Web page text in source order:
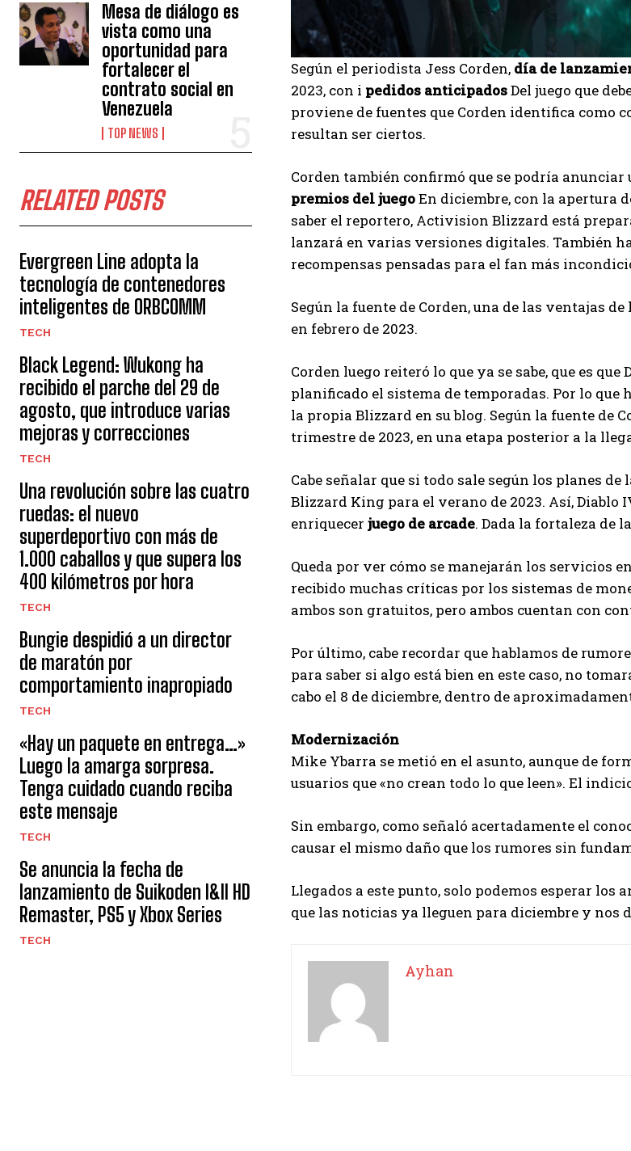
I WANT IN
I've read and accept the Privacy Policy
Ayhan
Mesa de diálogo es
vista como una
oportunidad para
fortalecer el
contrato social en
Venezuela
TOP NEWS
RELATED POSTS
Evergreen Line adopta la
tecnología de contenedores
inteligentes de ORBCOMM
TECH
Black Legend: Wukong ha
recibido el parche del 29 de
agosto, que introduce varias
mejoras y correcciones
TECH
Una revolución sobre las cuatro
ruedas: el nuevo
superdeportivo con más de
1.000 caballos y que supera los
400 kilómetros por hora
TECH
Bungie despidió a un director
de maratón por
comportamiento inapropiado
TECH
«Hay un paquete en entrega…»
Luego la amarga sorpresa.
Tenga cuidado cuando reciba
este mensaje
TECH
Se anuncia la fecha de
lanzamiento de Suikoden I&II HD
Remaster, PS5 y Xbox Series
TECH
Según el periodista Jess Corden, día de
2023, con i pedidos anticipadosDel juego que
proviene de fuentes que Corden identifica como
resultan ser ciertos.
Corden también confirmó que se podría
premios del juegoEn diciembre, con la apertura
saber el reportero, Activision Blizzard está
lanzará en varias versiones digitales. También
recompensas pensadas para el fan más
Según la fuente de Corden, una de las ventajas
en febrero de 2023.
Corden luego reiteró lo que ya se sabe, que es que
planificado el sistema de temporadas. Por lo
la propia Blizzard en su blog. Según la fuente de
trimestre de 2023, en una etapa posterior a la
Cabe señalar que si todo sale según los planes
Blizzard King para el verano de 2023. Así,
enriquecer juego de arcade. Dada la fortaleza de
Queda por ver cómo se manejarán los servicios
recibido muchas críticas por los sistemas de
ambos son gratuitos, pero ambos cuentan con
Por último, cabe recordar que hablamos de
para saber si algo está bien en este caso, no
cabo el 8 de diciembre, dentro de
Modernización
Mike Ybarra se metió en el asunto, aunque de
usuarios que «no crean todo lo que leen». El
Sin embargo, como señaló acertadamente el
causar el mismo daño que los rumores sin
Llegados a este punto, solo podemos esperar los
que las noticias ya lleguen para diciembre y nos
Ayhan